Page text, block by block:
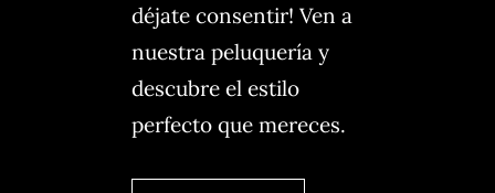
déjate consentir! Ven a
nuestra peluquería y
descubre el estilo
perfecto que mereces.